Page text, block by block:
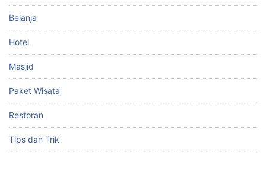
Belanja
Hotel
Masjid
Paket Wisata
Restoran
Tips dan Trik